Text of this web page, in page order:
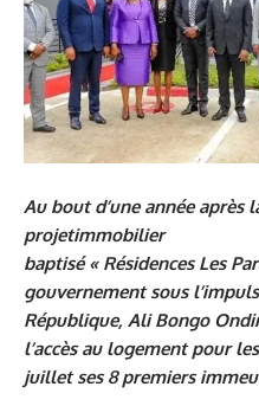
Au bout d’une année après
projetimmobilier
baptisé « Résidences Les
gouvernement sous
République, Ali Bongo
l’accès au logement pour
juillet ses 8 premiers